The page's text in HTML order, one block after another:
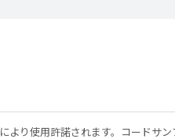
により使用許諾されます。コードサン